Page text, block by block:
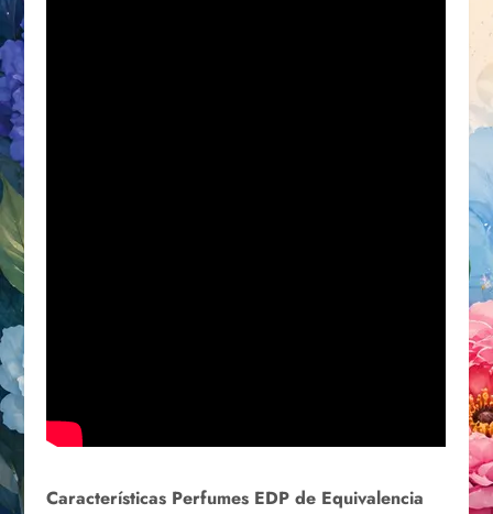
Características Perfumes EDP de Equivalencia